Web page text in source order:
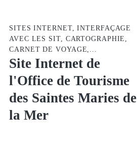
SITES INTERNET, INTERFAÇAGE
AVEC LES SIT, CARTOGRAPHIE,
CARNET DE VOYAGE,...
Site Internet de
l'Office de Tourisme
des Saintes Maries